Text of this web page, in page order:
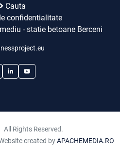
Cauta
confidentialitate
- statie betoane Berceni
Rights Reserved.
created byAPACHEMEDIA.RO